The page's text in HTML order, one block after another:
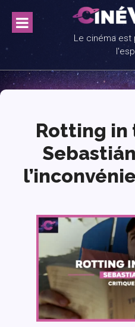
content
Le cinéma est
Rotting in